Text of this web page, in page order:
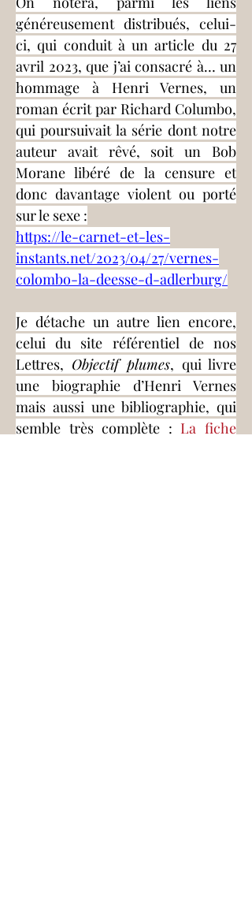
généreusement distribués, celui-
ci, qui conduit à un article du 27
avril 2023, que j’ai consacré à… un
hommage à Henri Vernes, un
roman écrit par Richard Columbo,
qui poursuivait la série dont notre
auteur avait rêvé, soit un Bob
Morane libéré de la censure et
donc davantage violent ou porté
sur le sexe :
https://le-carnet-et-les-
instants.net/2023/04/27/vernes-
colombo-la-deesse-d-adlerburg/
Je détache un autre lien encore,
celui du site référentiel de nos
Lettres, Objectif plumes, qui livre
une biographie d’Henri Vernes
mais aussi une bibliographie, qui
semble très complète : La fiche